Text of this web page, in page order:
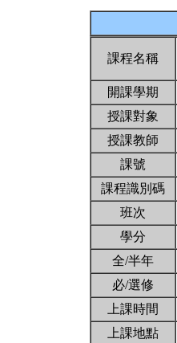
課程名稱
開課學期
授課對象
授課教師
課號
課程識別碼
班次
學分
全/半年
必/選修
上課時間
上課地點